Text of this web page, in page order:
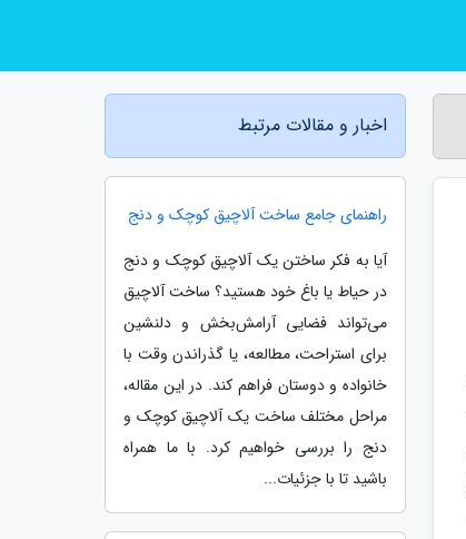
اخبار و مقالات مرتبط
راهنمای جامع ساخت آلاچیق کوچک و دنج
آیا به فکر ساختن یک آلاچیق کوچک و دنج
در حیاط یا باغ خود هستید؟ ساخت آلاچیق
می‌تواند فضایی آرامش‌بخش و دلنشین
برای استراحت، مطالعه، یا گذراندن وقت با
خانواده و دوستان فراهم کند. در این مقاله،
مراحل مختلف ساخت یک آلاچیق کوچک و
دنج را بررسی خواهیم کرد. با ما همراه
باشید تا با جزئیات...